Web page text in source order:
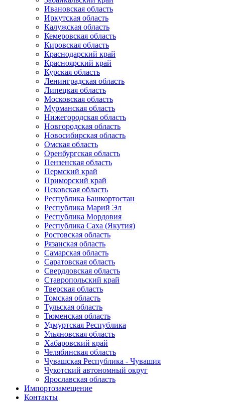
Ивановская область
Иркутская область
Калужская область
Кемеровская область
Кировская область
Краснодарский край
Красноярский край
Курская область
Ленинградская область
Липецкая область
Московская область
Мурманская область
Нижегородская область
Новгородская область
Новосибирская область
Омская область
Оренбургская область
Пензенская область
Пермский край
Приморский край
Псковская область
Республика Башкортостан
Республика Марий Эл
Республика Мордовия
Республика Саха (Якутия)
Ростовская область
Рязанская область
Самарская область
Саратовская область
Свердловская область
Ставропольский край
Тверская область
Томская область
Тульская область
Тюменская область
Удмуртская Республика
Ульяновская область
Хабаровский край
Челябинская область
Чувашская Республика - Чувашия
Чукотский автономный округ
Ярославская область
Импортозамещение
Контакты